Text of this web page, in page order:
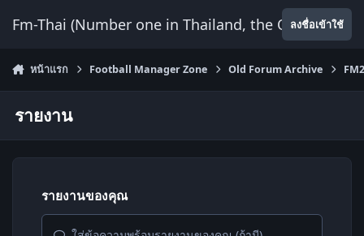
Fm-Thai (Number one in Thailand, the Onlyลงชื่อเข้าใช้
หน้าแรก Football Manager Zone Old Forum Archive
รายงาน
รายงานของคุณ